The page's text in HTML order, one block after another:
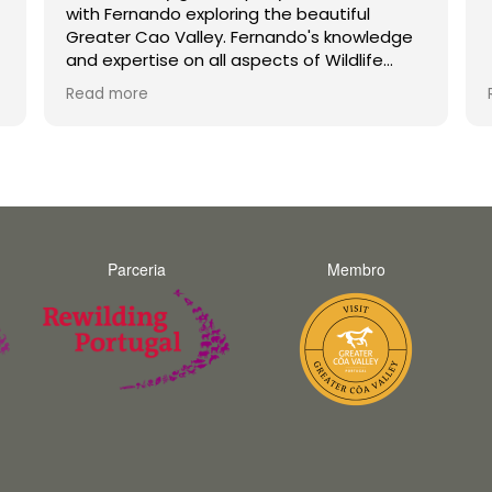
with Fernando exploring the beautiful
Greater Cao Valley. Fernando's knowledge
and expertise on all aspects of Wildlife
were second to none. His enthusiasm is
infectious and he made the trip a joy for
Read more
Parceria Membro